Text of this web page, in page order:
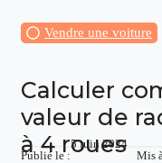
Vendre une voiture
Calculer
valeur de
à 4 roues
Publié le :
5 juin 2024
Mis